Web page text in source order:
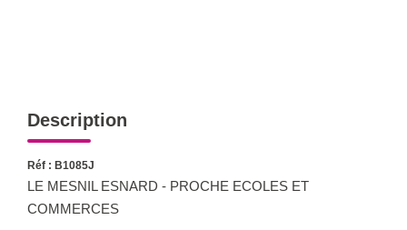
Description
Réf : B1085J
LE MESNIL ESNARD - PROCHE ECOLES ET
COMMERCES